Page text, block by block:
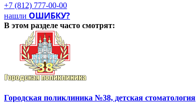
+7 (812) 777-00-00
нашли ОШИБКУ?
В этом разделе часто смотрят:
Городская поликлиника №38, детская стоматология